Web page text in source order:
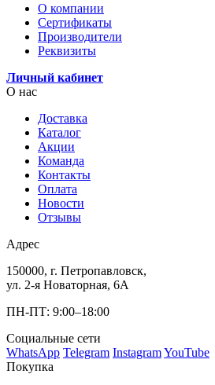
О компании
Сертификаты
Производители
Реквизиты
Личный кабинет
О нас
Доставка
Каталог
Акции
Команда
Контакты
Оплата
Новости
Отзывы
Адрес
150000, г. Петропавловск,
ул. 2-я Новаторная, 6А
ПН-ПТ: 9:00–18:00
Социальные сети
WhatsApp Telegram InstagramYouTube
Покупка